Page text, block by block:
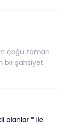
çoğu zaman
bir şahsiyet.
alanlar * ile